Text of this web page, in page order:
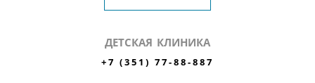
ДЕТСКАЯ КЛИНИКА
+7 (351) 77-88-887